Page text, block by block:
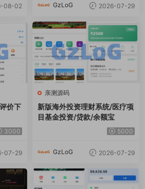
08-02 GzLoG 2026-07-29
价下
3000
07-29
亲测源码
新版海外投资理财系统/医疗项
目基金投资/贷款/余额宝
5000
GzLoG 2026-07-29